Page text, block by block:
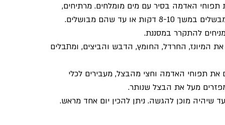
האדמה בסיר עם מים מומלחים. מרתיחים,
8-10 דקות או עד שהם מבושלים.
להתקרר במסננת.
המיונז, החרדל, החומץ, הדבש והביצים, ומתבלים
את תפוחי האדמה וחצי מהבצל, מעבירים לכלי
מעל את הבצל שנותר.
שיהיה מוכן להגשה. ניתן להכין יום אחד מראש.